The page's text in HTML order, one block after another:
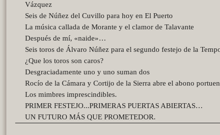
Vázquez
Seis de Núñez del Cuvillo para hoy en El Puerto
La música callada de Morante y el clamor de Talavante
Después de mí, «naide»…
Seis toros de Álvaro Núñez para el segundo festejo de la
¿Que los toros son caros?
Desgraciadamente uno y uno suman dos
Rocío de la Cámara y Cortijo de la Sierra abre el abono
Los mimbres imprescindibles.
PRIMER FESTEJO...PRIMERAS PUERTAS ABIERTAS…
UN FUTURO MÁS QUE PROMETEDOR.